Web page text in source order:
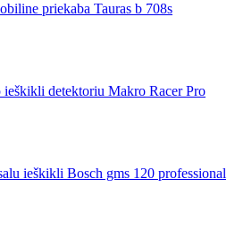
priekaba Tauras b 708s
detektoriu Makro Racer Pro
ieškikli Bosch gms 120 professional